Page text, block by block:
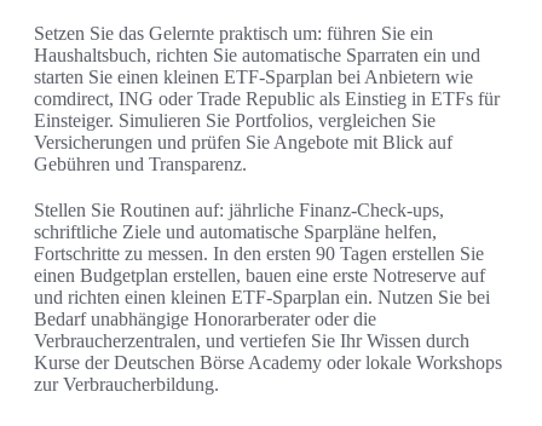
Setzen Sie das Gelernte praktisch um: führen Sie ein
Haushaltsbuch, richten Sie automatische Sparraten ein und
starten Sie einen kleinen ETF-Sparplan bei Anbietern wie
comdirect, ING oder Trade Republic als Einstieg in ETFs für
Einsteiger. Simulieren Sie Portfolios, vergleichen Sie
Versicherungen und prüfen Sie Angebote mit Blick auf
Gebühren und Transparenz.
Stellen Sie Routinen auf: jährliche Finanz-Check-ups,
schriftliche Ziele und automatische Sparpläne helfen,
Fortschritte zu messen. In den ersten 90 Tagen erstellen Sie
einen Budgetplan erstellen, bauen eine erste Notreserve auf
und richten einen kleinen ETF-Sparplan ein. Nutzen Sie bei
Bedarf unabhängige Honorarberater oder die
Verbraucherzentralen, und vertiefen Sie Ihr Wissen durch
Kurse der Deutschen Börse Academy oder lokale Workshops
zur Verbraucherbildung.